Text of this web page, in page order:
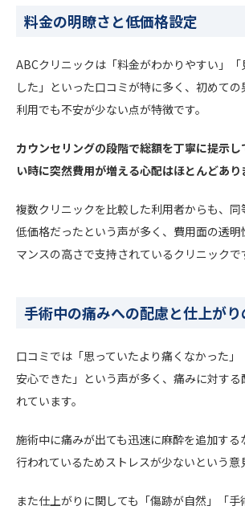
料金の明瞭さと低価格設定
ABCクリニックは「料金がわかりやすい」
した」といった口コミが特に多く、初めて
利用でも不安が少ない点が特徴です。
カウンセリングの段階で総額を丁寧に提示
い時に突然費用が増える心配はほとんどあり
複数クリニックを比較した利用者からも、同
低価格だったという声が多く、 費用面の透
マンスの高さで支持されているクリニックで
手術中の痛みへの配慮と仕上が
口コミでは「思っていたより痛くなかった」
安心できた」という声が多く、痛みに対す
れています。
施術中に痛みが出ても迅速に麻酔を追加する
行われているためストレスが少ないという意
また仕上がりに関しても「傷跡が自然」「